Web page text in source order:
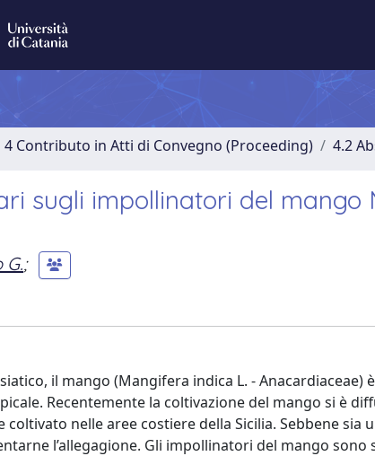
4 Contributo in Atti di Convegno (Proceeding) 4.2
sugli impollinatori del mango
G.;
il mango (Mangifera indica L. -
Recentemente la coltivazione del mango si è
coltivato nelle aree costiere della Sicilia. Sebbene sia
l’allegagione. Gli impollinatori del mango